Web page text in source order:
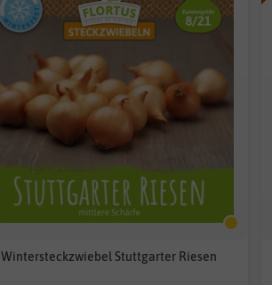
Wintersteckzwiebel Stuttgarter Riesen